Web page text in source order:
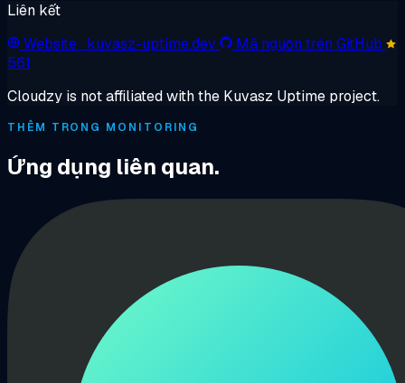
Liên kết
Website· kuvasz-uptime.dev
Mã nguồn trên GitHub
561
Cloudzy is not affiliated with the Kuvasz Uptime project.
THÊM TRONG MONITORING
Ứng dụng liên quan.